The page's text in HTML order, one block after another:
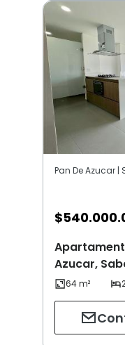
Pan De Azucar |
$
Azucar,